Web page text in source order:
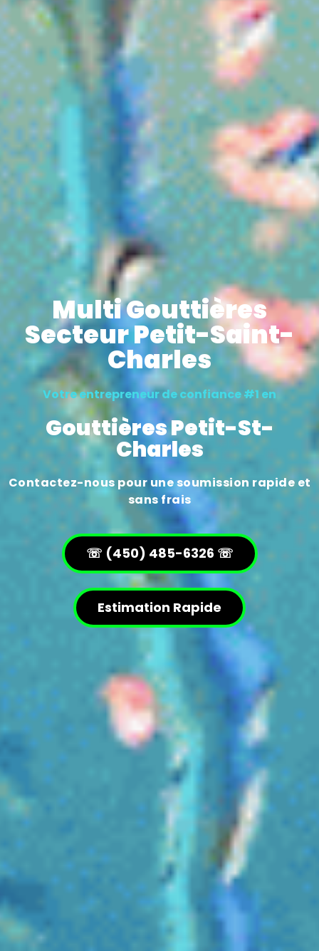
Multi Gouttières
Secteur Petit-Saint-
Charles
Votre entrepreneur de confiance #1 en
Gouttières Petit-St-
Charles
Contactez-nous pour une soumission rapide et
sans frais
☏ (450) 485-6326 ☏
Estimation Rapide